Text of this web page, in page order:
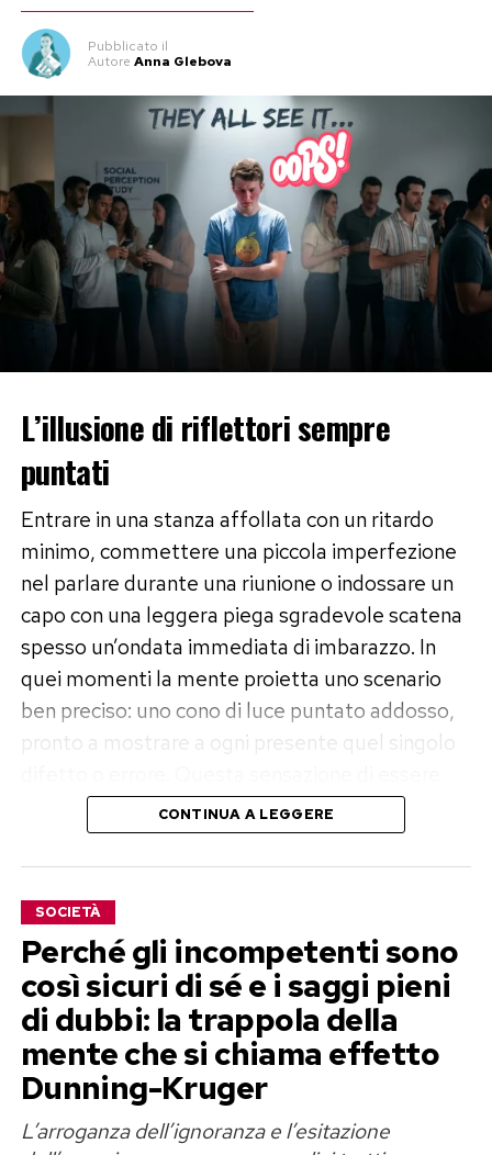
Pubblicato il
Autore Anna Glebova
L’illusione di riflettori sempre
puntati
Entrare in una stanza affollata con un ritardo
minimo, commettere una piccola imperfezione
nel parlare durante una riunione o indossare un
capo con una leggera piega sgradevole scatena
spesso un’ondata immediata di imbarazzo. In
quei momenti la mente proietta uno scenario
ben preciso: uno cono di luce puntato addosso,
pronto a mostrare a ogni presente quel singolo
perennemente al centro dell’attenzione
pubblica rappresenta una delle distorsioni
cognitive più pervasive della psiche umana.
L’ansia sociale che ne deriva non è la
conseguenza di una reale severità del mondo
esterno, ma il risultato di un meccanismo
egocentrico del cervello che tende a prendere la
propria prospettiva interna e a proiettarla in
modo sproporzionato sulle menti delle persone
circostanti.
CONTINUA A LEGGERE
SOCIETÀ
Perché gli incompetenti sono
così sicuri di sé e i saggi pieni
di dubbi: la trappola della
mente che si chiama effetto
Dunning-Kruger
L’arroganza dell’ignoranza e l’esitazione